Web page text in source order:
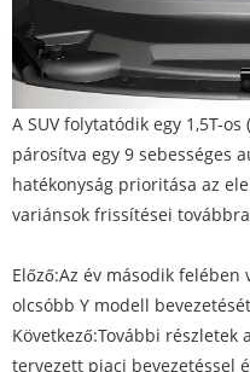
A SUV folytatódik egy 1,5T-
párosítva egy 9 sebességes
hatékonyság prioritása az
variánsok frissítései
Előző:Az év második felében
olcsóbb Y modell
Következő:További részletek
tervezett piaci bevezetéssel